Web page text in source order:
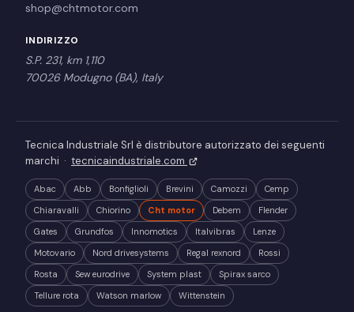
shop@chtmotor.com
INDIRIZZO
S.P. 231, km 1,110
70026 Modugno (BA), Italy
Tecnica Industriale Srl è distributore autorizzato dei seguenti
marchi · tecnicaindustriale.com
Abac Abb Bonfiglioli Brevini Camozzi
Cemp
Chiaravalli
Chiorino Cht motor Debem
Flender
Gates
Grundfos Innomotics Italvibras
Lenze
Motovario
Nord drivesystems Regal rexnord
Rossi
Rosta
Sew eurodrive System plast
Spirax sarco
Tellure rota
Watson marlow Wittenstein